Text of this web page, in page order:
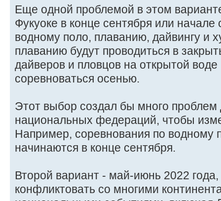
Еще одной проблемой в этом
Фукуоке в конце сентября или
водному поло, плаванию, дайвингу и
плаванию будут проводиться в
дайверов и пловцов на открытой воде
соревноваться осенью.
Этот выбор создал бы много проблем
национальных федераций, чтобы
Например, соревнования по водному
начинаются в конце сентября.
Второй вариант - май-июнь 2022
конфликтовать со многими